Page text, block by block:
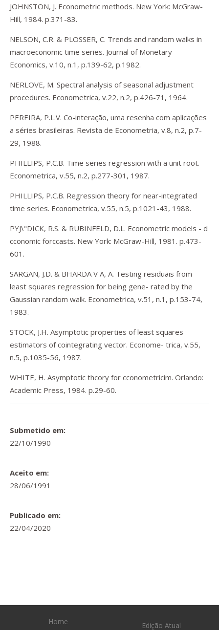
JOHNSTON, J. Econometric methods. New York: McGraw-
Hill, 1984. p.371-83.
NELSON, C.R. & PLOSSER, C. Trends and random walks in
macroeconomic time series. Journal of Monetary
Economics, v.10, n.1, p.139-62, p.1982.
NERLOVE, M. Spectral analysis of seasonal adjustment
procedures. Econometrica, v.22, n.2, p.426-71, 1964.
PEREIRA, P.L.V. Co-interação, uma resenha com aplicações
a séries brasileiras. Revista de Econometria, v.8, n.2, p.7-
29, 1988.
PHILLIPS, P.C.B. Time series regression with a unit root.
Econometrica, v.55, n.2, p.277-301, 1987.
PHILLIPS, P.C.B. Regression theory for near-integrated
time series. Econometrica, v.55, n.5, p.1021-43, 1988.
PYJ\"DICK, R.S. & RUBINFELD, D.L. Econometric models - d
cconomic forccasts. New York: McGraw-Hill, 1981. p.473-
601.
SARGAN, J.D. & BHARDA V A, A. Testing residuais from
least squares regression for being gene- rated by the
Gaussian random walk. Econometrica, v.51, n.1, p.153-74,
1983.
STOCK, J.H. Asymptotic properties of least squares
estimators of cointegrating vector. Econome- trica, v.55,
n.5, p.1035-56, 1987.
WHITE, H. Asymptotic thcory for cconometricim. Orlando:
Academic Press, 1984. p.29-60.
Submetido em:
22/10/1990
Aceito em:
28/06/1991
Publicado em:
22/04/2020
Home Edição Atual